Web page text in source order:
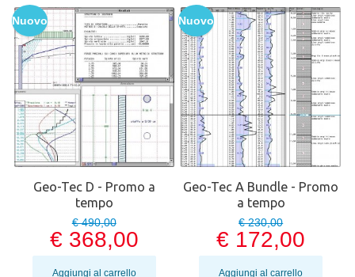
Nuovo
Geo-Tec D - Promo a
tempo
€ 490,00
€ 368,00
Aggiungi al carrello
Nuovo
Geo-Tec A Bundle - Promo
a tempo
€ 230,00
€ 172,00
Aggiungi al carrello